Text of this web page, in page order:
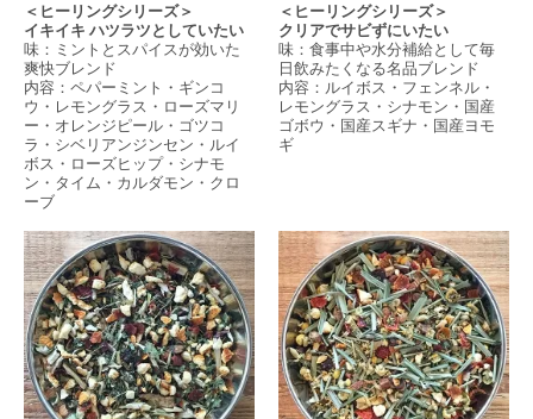
＜ヒーリングシリーズ＞
イキイキ ハツラツとしていたい
味：ミントとスパイスが効いた
爽快ブレンド
内容：ペパーミント・ギンコ
ウ・レモングラス・ローズマリ
ー・オレンジピール・ゴツコ
ラ・シベリアンジンセン・ルイ
ボス・ローズヒップ・シナモ
ン・タイム・カルダモン・クロ
ーブ
＜ヒーリングシリーズ＞
クリアでサビずにいたい
味：食事中や水分補給として毎
日飲みたくなる名品ブレンド
内容：ルイボス・フェンネル・
レモングラス・シナモン・国産
ゴボウ・国産スギナ・国産ヨモ
ギ